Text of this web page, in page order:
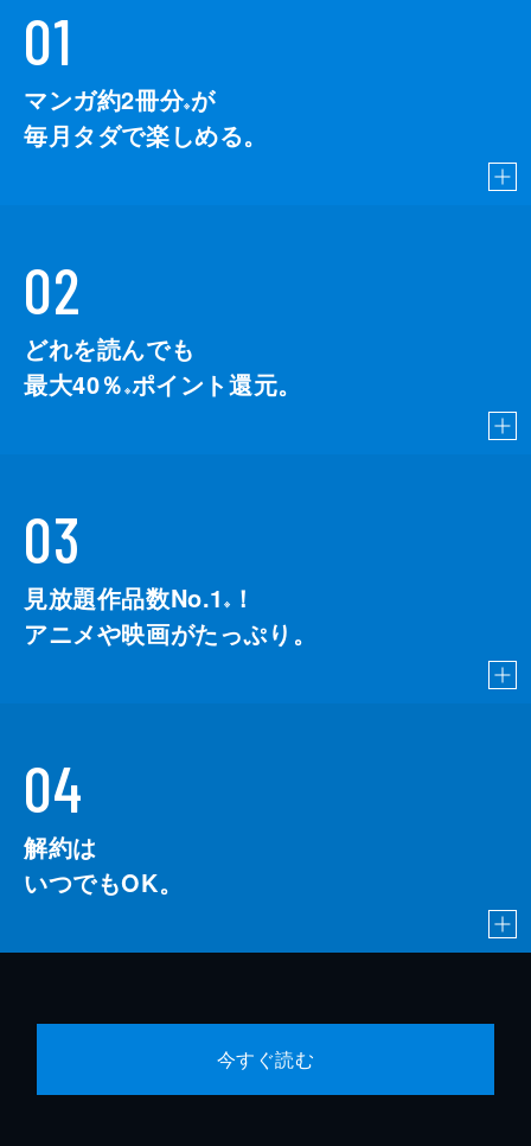
01
マンガ約2冊分※が
毎月タダで楽しめる。
02
どれを読んでも
最大40％ ※ポイント還元。
03
見放題作品数No.1 ※
！
アニメや映画がたっぷり。
04
解約は
いつでもOK。
今すぐ読む